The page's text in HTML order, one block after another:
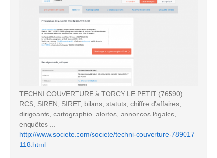
TECHNI COUVERTURE à TORCY LE PETIT (76590)
RCS, SIREN, SIRET, bilans, statuts, chiffre d'affaires,
dirigeants, cartographie, alertes, annonces légales,
enquêtes ...
http://www.societe.com/societe/techni-couverture-789017
118.html